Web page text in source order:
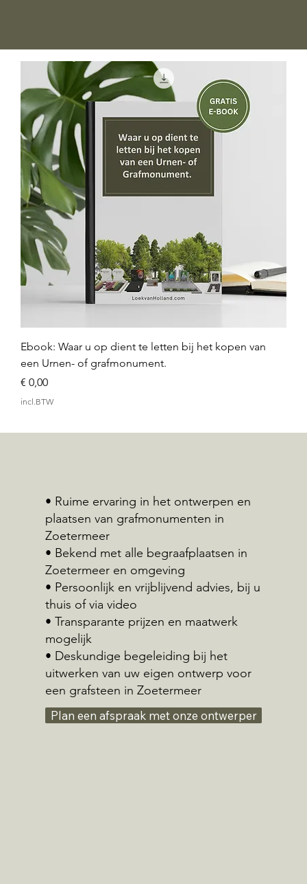
Ebook: Waar u op dient te letten bij het kopen van
een Urnen- of grafmonument.
Prijs
€ 0,00
incl.BTW
• Ruime ervaring in het ontwerpen en
plaatsen van grafmonumenten in
Zoetermeer
• Bekend met alle begraafplaatsen in
Zoetermeer en omgeving
• Persoonlijk en vrijblijvend advies, bij u
thuis of via video
• Transparante prijzen en maatwerk
mogelijk
• Deskundige begeleiding bij het
uitwerken van uw eigen ontwerp voor
een grafsteen in Zoetermeer
Plan een afspraak met onze ontwerper